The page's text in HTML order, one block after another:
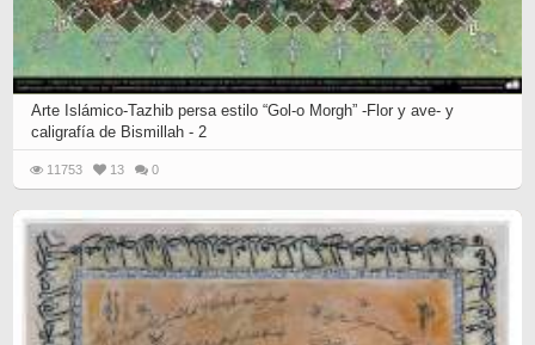
Arte Islámico-Tazhib persa estilo “Gol-o Morgh” -Flor y ave- y
caligrafía de Bismillah - 2
11753 13 0